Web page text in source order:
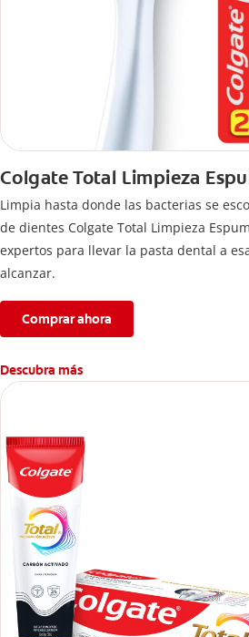
Colgate Total Limpieza
Limpia hasta donde las bacterias se
de dientes Colgate Total Limpieza
expertos para llevar la pasta dental a
alcanzar.
Comprar ahora
Descubra más